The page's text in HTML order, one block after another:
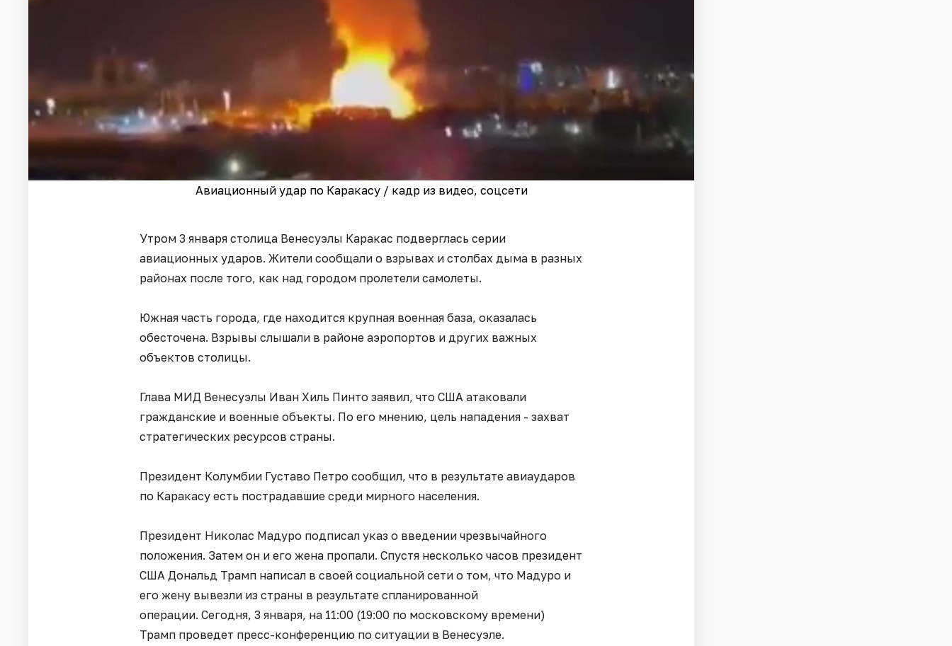
Авиационный удар по Каракасу / кадр из видео, соцсети
Утром 3 января столица Венесуэлы Каракас подверглась серии
авиационных ударов. Жители сообщали о взрывах и столбах дыма в разных
районах после того, как над городом пролетели самолеты.
Южная часть города, где находится крупная военная база, оказалась
обесточена. Взрывы слышали в районе аэропортов и других важных
объектов столицы.
Глава МИД Венесуэлы Иван Хиль Пинто заявил, что США атаковали
гражданские и военные объекты. По его мнению, цель нападения - захват
стратегических ресурсов страны.
Президент Колумбии Густаво Петро сообщил, что в результате авиаударов
по Каракасу есть пострадавшие среди мирного населения.
Президент Николас Мадуро подписал указ о введении чрезвычайного
положения. Затем он и его жена пропали. Спустя несколько часов президент
США Дональд Трамп написал в своей социальной сети о том, что Мадуро и
его жену вывезли из страны в результате спланированной
операции. Сегодня, 3 января, на 11:00 (19:00 по московскому времени)
Трамп проведет пресс-конференцию по ситуации в Венесуэле.